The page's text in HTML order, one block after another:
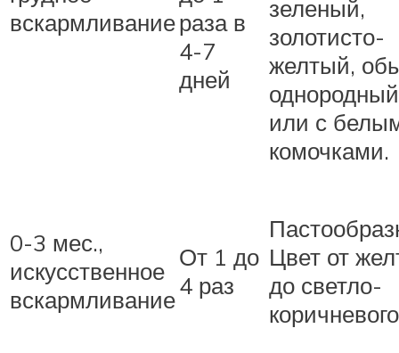
вскармливаниераза в
4-7
дней
зеленый,
золотисто-
желтый,
однородный
или с
комочками.
0-3 мес.,
искусственное
вскармливание
От 1 до
4 раз
Цвет от
до светло-